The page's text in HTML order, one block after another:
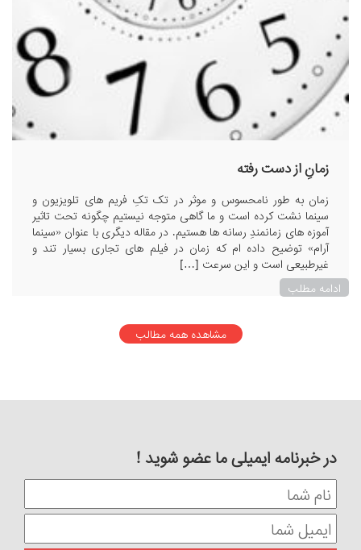
زمانِ از دست رفته
زمان به طور نامحسوس و موثر در تک تکِ فریم های تلویزیون و
سینما نشت کرده است و ما گاهی متوجه نیستیم چگونه تحت تاثیر
آموزه های زمانمندِ رسانه ها هستیم. در مقاله دیگری با عنوان «سینما
آرام» توضیح داده ام که زمان در فیلم های تجاری بسیار تند و
غیرطبیعی است و این سرعت […]
ادامه مطلب
مشاهده همه مطالب
در خبرنامه ایمیلی ما عضو شوید !